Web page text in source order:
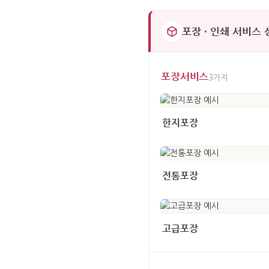
포장 · 인쇄 서비스
포장서비스3가지
한지포장
전통포장
고급포장